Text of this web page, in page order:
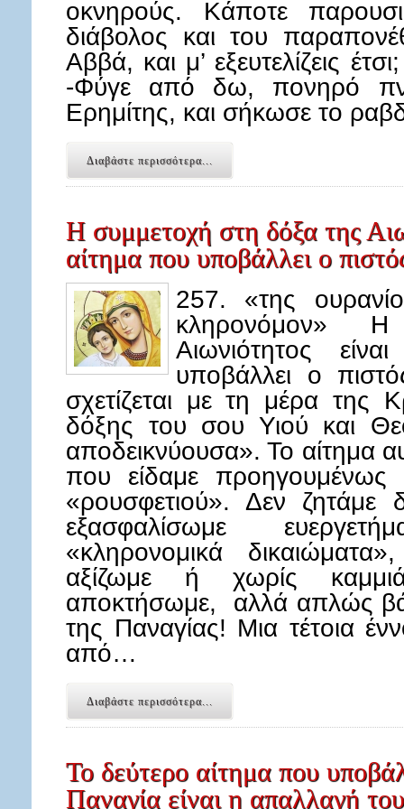
οκνηρούς. Κάποτε
διάβολος και του
Αββά, και μ’ εξευτελίζεις
-Φύγε από δω, πονηρό
Ερημίτης, και σήκωσε το
Διαβάστε περισσότερα...
Η συμμετοχή στη δόξα της
αίτημα που υποβάλλει ο
257. «της
κληρονόμον» Η
Αιωνιότητος
υποβάλλει ο
σχετίζεται με τη μέρα της
δόξης του σου Υιού και
αποδεικνύουσα». Το αίτημα
που είδαμε προηγουμένως
«ρουσφετιού». Δεν
εξασφαλίσωμε
«κληρονομικά
αξίζωμε ή χωρίς
αποκτήσωμε, αλλά απλώς
της Παναγίας! Μια τέτοια
από…
Διαβάστε περισσότερα...
Το δεύτερο αίτημα που
Παναγία είναι η απαλλαγή